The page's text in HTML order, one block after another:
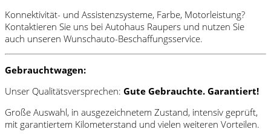
Konnektivität- und Assistenzsysteme, Farbe, Motorleistung?
Kontaktieren Sie uns bei Autohaus Raupers und nutzen Sie
auch unseren Wunschauto-Beschaffungsservice.
Gebrauchtwagen:
Unser Qualitätsversprechen: Gute Gebrauchte. Garantiert!
Große Auswahl, in ausgezeichnetem Zustand, intensiv geprüft,
mit garantiertem Kilometerstand und vielen weiteren Vorteilen.